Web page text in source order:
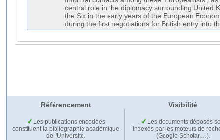
central role in the diplomacy surrounding United
the Six in the early years of the European
during the first negotiations for British entry into
Référencement Visibilité
Les publications encodées
constituent la bibliographie académique
de l'Université.
Les documents déposés
indexés par les moteurs de
(Google Scholar,…).